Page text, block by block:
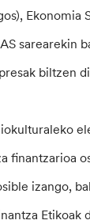
Ekonomia
sarearekin
biltzen
finantzarioa
izango,
Etikoak